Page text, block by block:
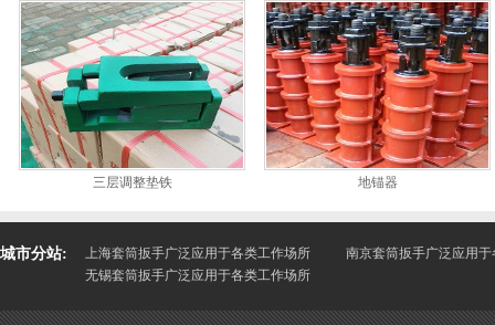
三层调整垫铁 地锚器
城市分站: 上海套筒扳手广泛应用于各类工作场所
南京套筒扳手广泛应用
无锡套筒扳手广泛应用于各类工作场所